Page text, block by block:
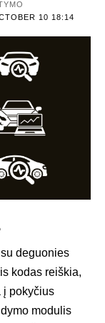
10 18:14
deguonies
kodas reiškia,
į pokyčius
modulis